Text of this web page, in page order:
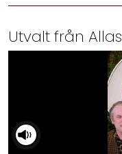
Utvalt från Allas